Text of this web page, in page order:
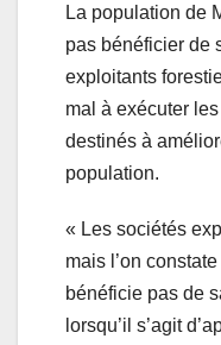
La population de
pas bénéficier de
exploitants
mal à exécuter
destinés à
population.
« Les sociétés
mais l’on
bénéficie pas de
lorsqu’il s’agit